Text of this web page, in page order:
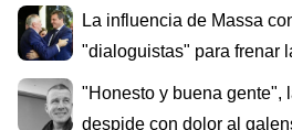
La influencia de Massa
"dialoguistas" para frenar
"Honesto y buena gente",
despide con dolor al